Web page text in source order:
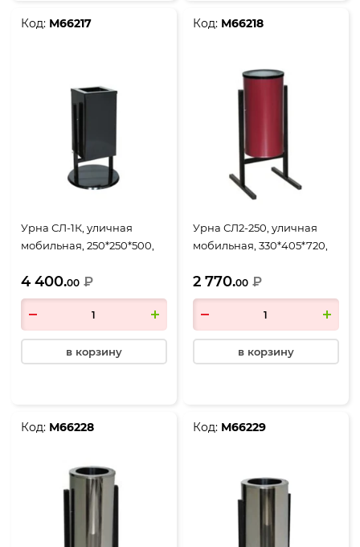
Код: М66217
Урна СЛ-1К, уличная
мобильная, 250*250*500,
4 400.00 ₽
в корзину
Код: М66218
Урна СЛ2-250, уличная
мобильная, 330*405*720,
бордовый
2 770.00 ₽
в корзину
Код: М66228 Код: М66229